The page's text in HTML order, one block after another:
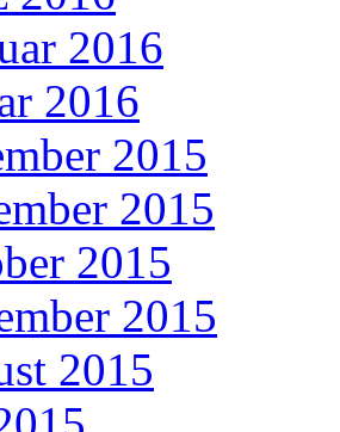
2016
2016
2015
2015
2015
2015
2015